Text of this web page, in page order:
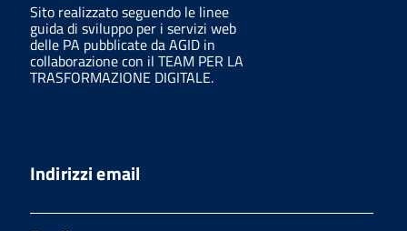
Sito realizzato seguendo le linee
guida di sviluppo per i servizi web
delle PA pubblicate da AGID in
collaborazione con il TEAM PER LA
TRASFORMAZIONE DIGITALE.
Indirizzi email